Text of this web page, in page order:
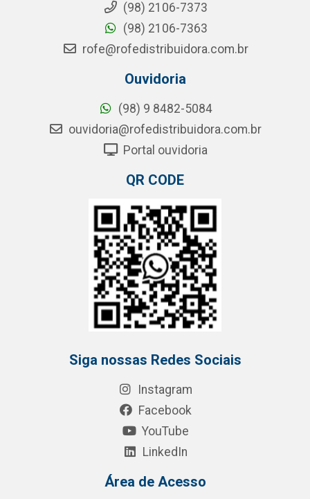
(98) 2106-7373
(98) 2106-7363
rofe@rofedistribuidora.com.br
Ouvidoria
(98) 9 8482-5084
ouvidoria@rofedistribuidora.com.br
Portal ouvidoria
QR CODE
Siga nossas Redes Sociais
Instagram
Facebook
YouTube
LinkedIn
Área de Acesso